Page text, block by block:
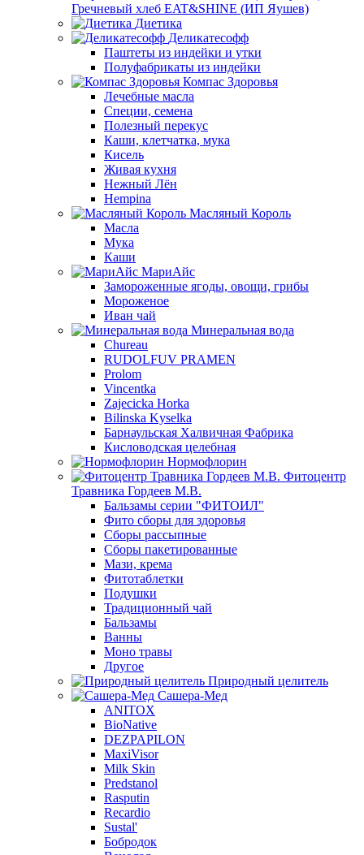
Гречневый хлеб EAT&SHINE (ИП Яушев)
Диетика
Деликатесофф
Паштеты из индейки и утки
Полуфабрикаты из индейки
Компас Здоровья
Лечебные масла
Специи, семена
Полезный перекус
Каши, клетчатка, мука
Кисель
Живая кухня
Нежный Лён
Hempina
Масляный Король
Масла
Мука
Каши
МариАйс
Замороженные ягоды, овощи, грибы
Мороженое
Иван чай
Минеральная вода
Chureau
RUDOLFUV PRAMEN
Prolom
Vincentka
Zajecicka Horka
Bilinska Kyselka
Барнаульская Халвичная Фабрика
Кисловодская целебная
Нормофлорин
Фитоцентр
Травника Гордеев М.В.
Бальзамы серии "ФИТОИЛ"
Фито сборы для здоровья
Сборы рассыпные
Сборы пакетированные
Мази, крема
Фитотаблетки
Подушки
Традиционный чай
Бальзамы
Ванны
Моно травы
Другое
Природный целитель
Сашера-Мед
ANITOX
BioNative
DEZPAPILON
MaxiVisor
Milk Skin
Predstanol
Rasputin
Recardio
Sustal'
Бобродок